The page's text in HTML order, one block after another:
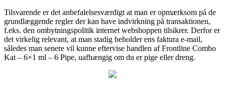
Tilsvarende er det anbefalelsesværdigt at man er opmærksom på de
grundlæggende regler der kan have indvirkning på transaktionen,
f.eks. den ombytningspolitik internet webshoppen tilsikrer. Derfor er
det virkelig relevant, at man stadig beholder ens faktura e-mail,
således man senere vil kunne eftervise handlen af Frontline Combo
Kat – 6×1 ml – 6 Pipe, uafhængig om du er pige eller dreng.